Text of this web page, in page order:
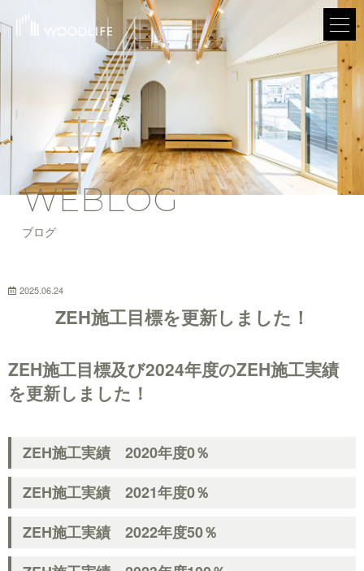
WEBLOG
ブログ
2025.06.24
ZEH施工目標を更新しました！
ZEH施工目標及び2024年度のZEH施工実績
を更新しました！
ZEH施工実績 2020年度0％
ZEH施工実績 2021年度0％
ZEH施工実績 2022年度50％